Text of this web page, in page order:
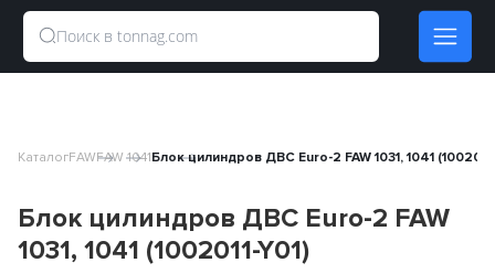
КаталогFAWFAW 1041Блок цилиндров ДВС Euro-2 FAW 1031, 1041 (1002011-
Блок цилиндров ДВС Euro-2 FAW
1031, 1041 (1002011-Y01)